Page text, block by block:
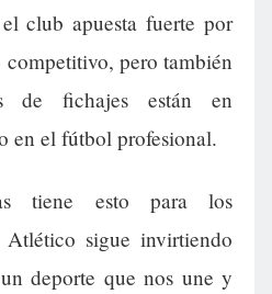
club apuesta fuerte por
pero también
de fichajes están en
en el fútbol profesional.
tiene esto para los
Atlético sigue invirtiendo
deporte que nos une y